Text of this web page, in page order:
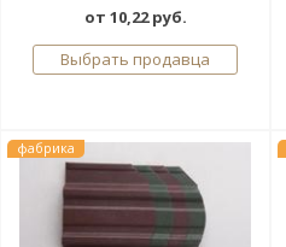
от 10,22 руб.
Выбрать продавца
фабрика